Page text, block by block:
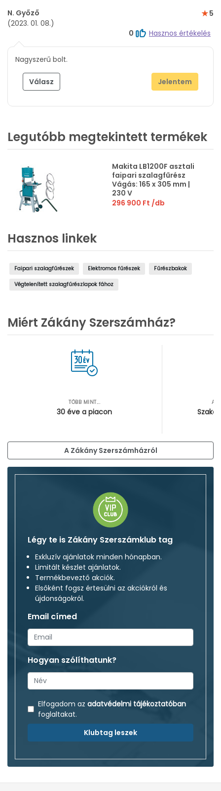
N. Győző
(2023. 01. 08.)
5
0
Hasznos értékelés
Nagyszerű bolt.
Válasz Jelentem
Legutóbb megtekintett termékek
Makita LB1200F asztali
faipari szalagfűrész
Vágás: 165 x 305 mm |
230 V
296 900 Ft /db
Hasznos linkek
Faipari szalagfűrészek Elektromos fűrészek Fűrészbakok
Végtelenített szalagfűrészlapok fához
Miért Zákány Szerszámház?
TÖBB MINT...
30 éve a piacon
A Zákány Szerszámházról
Légy te is Zákány Szerszámklub tag
Exkluzív ajánlatok minden hónapban.
Limitált készlet ajánlatok.
Termékbeveztő akciók.
Elsőként fogsz értesülni az akciókról és
újdonságokról.
Email címed
Hogyan szólíthatunk?
Elfogadom az adatvédelmi tájékoztatóban
foglaltakat.
Klubtag leszek